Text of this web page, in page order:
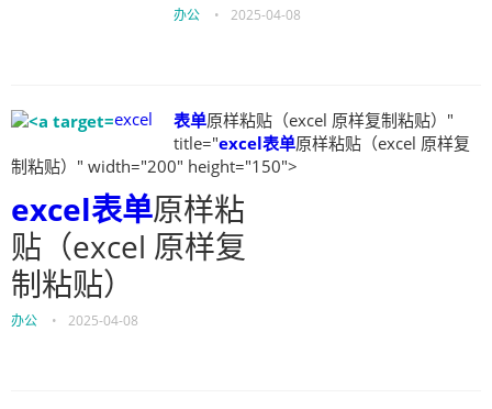
办公 • 2025-04-08
excel 表单原样粘贴（excel 原样复制粘贴）"
title="excel表单原样粘贴（excel 原样复
制粘贴）" width="200" height="150">
excel表单原样粘
贴（excel 原样复
制粘贴）
办公 • 2025-04-08